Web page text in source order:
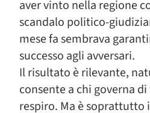
aver vinto nella regione
scandalo politico-
mese fa sembrava
successo agli avversari.
Il risultato è rilevante,
consente a chi governa
respiro. Ma è